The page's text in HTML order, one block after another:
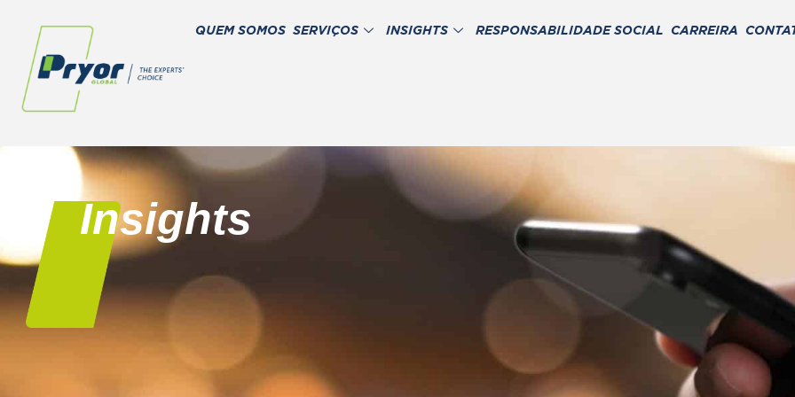
QUEM SOMOS SERVIÇOS INSIGHTS RESPONSABILIDADE SOCIAL CARREIRA
Insights